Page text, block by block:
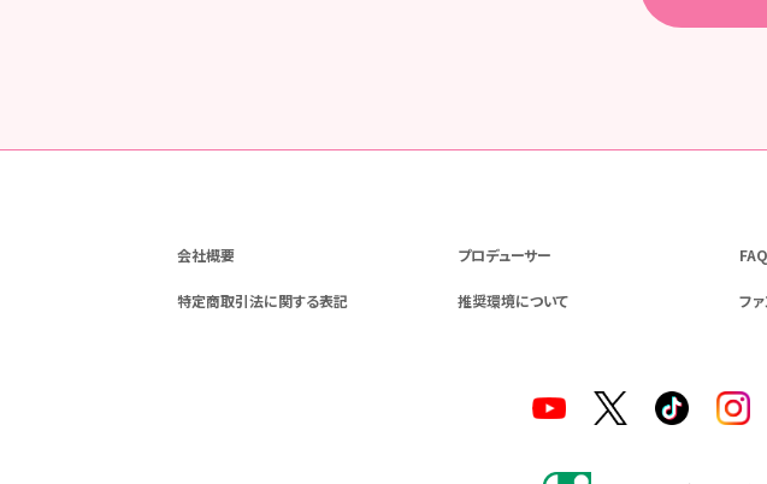
会社概要 プロデューサー
特定商取引法に関する表記 推奨環境について フ